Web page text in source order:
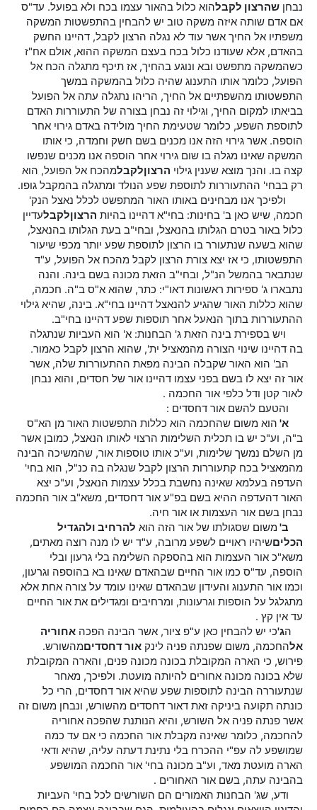
נבחן שהרצון לקבלהוא כלול בהאור עצמו בכח ולא בפועל. עד"ס
אם אדם שותה איזה משקה טוב יש להבחין בהתפשטות המשקה
משפתיו אל החיך אשר עוד לא נגלה הרצון לקבל, דהיינו החשק
בהאדם, אלא שעודנו כלול בכח בעצם המשקה ההוא, אולם אח"ז
כשהמשקה מתפשט ובא ונוגע בהחיך, אז תיכף מתגלה הכח אל
הפועל, כלומר אותו התענוג שהיה כלול בהמשקה במשך
התפשטותו מהשפתיים אל החיך, הריהו נתגלה עתה אל הפועל
בביאתו למקום החיך, וגילוי זה נבחן בצורה של התעוררות האדם
לתוספת השפע, כלומר שטעימת החיך מולידה באדם גירוי אחר
הוספה. אשר גירוי הזה אנו מכנים בשם חשק וחמדה, כי אותו
המשקה שאינו מגלה בו שום גירוי אחר הוספה אנו מכנים שנפשו
קצה בו. והנך מוצא שענין גילוי הרצוןלקבלמהכח אל הפועל, הוא
רק בבחי' ההתעוררות לתוספת שפע הנולד ומתגלה בהמקבל גופו.
ולפיכך אנו מבחינים באותו האור המתפשט לכלל נאצל הנק'
חכמה, שיש כאן ב' בחינות: בחי"א דהיינו בהיות הרצוןלקבלעדיין
כלול באור בטרם הגלותו בהנאצל, ובחי"ב בעת הגלותו בהנאצל,
שהוא בשעה שנתעורר בו הרצון לתוספת שפע יותר מכפי שיעור
התפשטותו, כי אז יצא צורת הרצון לקבל מהכח אל הפועל, ע"ד
שנתבאר בהמשל הנ"ל, ובחי"ב הזאת מכונה בשם בינה. והנה
נתבארו ג' ספירות ראשונות דאו"י: כתר, שהוא א"ס ב"ה. חכמה,
שהוא כללות האור שהגיע להנאצל דהיינו בחי"א. בינה, שהיא גילוי
ההתעוררות בתוך הנאעל אחר תוספות שפע דהיינו בחי"ב.
ויש בספירת בינה הזאת ג' הבחנות: א' הוא העביות שנתגלה
בה דהיינו שינוי הצורה מהמאציל ית', שהוא הרצון לקבל כאמור.
הב' הוא האור שקבלה הבינה מפאת ההתעוררות שלה, אשר
אור זה יצא לו בשם בפני עצמו דהיינו אור של חסדים, והוא נבחן
לאור קטן ודל כלפי אור החכמה .
והטעם להשם אור דחסדים :
א' הוא משום שהחכמה הוא כללות התפשטות האור מן הא"ס
ב"ה, וע"כ יש בו תכלית השלימות הרצוי לאותו הנאצל, כמובן אשר
מן השלם נמשך שלימות, וע"כ אותו טוספות אור, שהמשיכה הבינה
מהמאציל בכח קתעוררות הרצון לקבל שנגלה בה כנ"ל, הוא בחי'
העדפה בעלמא שאינה נחשבת בכלל עצמות הנאצל, וע"כ יצא
האור דהעדפה ההיא בשם בפ"ע אור דחסדים, משא"ב אור החכמה
נבחן בשם אור העצמות או אור חיה.
ב'משום שסגולתו של אור הזה הוא להרחיב ולהגדיל
הכליםשיהיו ראויים לשפע מרובה, ע"ד יש לו מנה רוצה מאתים,
משא"כ אור העצמות הוא בהספקה השלימה בלי גרעון ובלי
הוספה, עד"ס כמו אור החיים שבהאדם שאינו בא בהוספה וגרעון,
וכמו אור התענוג והעידון שבהאדם שאינו עומד על צורה אחת אלא
מתגלגל על הוספות וגרעונות, ומרחיבים ומגדילים את אור החיים
עד אין קץ .
הג'כי יש להבחין כאן ע"פ ציור, אשר הבינה הפכה אחוריה
אלהחכמה, משום שפנתה פניה לינק אור דחסדיםמהשורש.
פירוש, כי הארה המקובלת בכונה מכונה פנים, והארה המקובלת
שלא בכונה מכונה אחורים להיותה מועטת. ולפיכך, מאחר
שנתעוררה הבינה לתוספות שפע שהיא אור דחסדים, הרי כל
כונתה תקועה ביניקה זאת דאור דחסדים מהשורש, ונבחן משום זה
אשר פנתה פניה אל השורש, והיא הנותנת שהפכה אחוריה
להחכמה, כלומר שאינה מקבלת אור החכמה כי אם עד כמה
שמושפע לה עפ"י ההכרח בלי נתינת דעתה עליה, שהיא ודאי
הארה מועטת מאד, וע"ב מכונה בחי' אור החכמה המושפע
בהבינה עתה, בשם אור האחורים .
ודע, שג' הבחנות האמורים הם השורשים לכל בחי' העביות